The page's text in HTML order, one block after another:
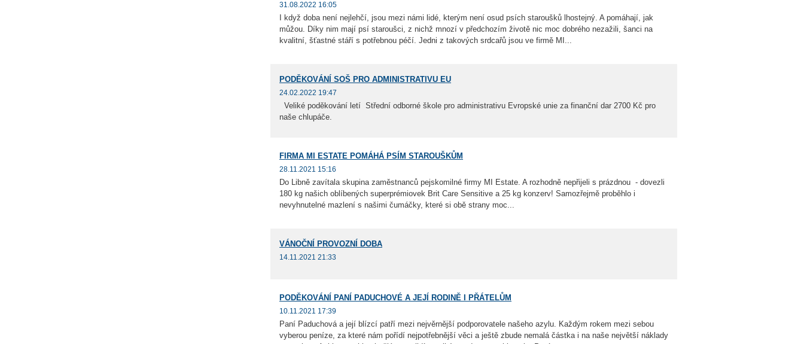
31.08.2022 16:05
I když doba není nejlehčí, jsou mezi námi lidé, kterým není osud psích staroušků lhostejný. A pomáhají, jak
můžou. Díky nim mají psí staroušci, z nichž mnozí v předchozím životě nic moc dobrého nezažili, šanci na
kvalitní, šťastné stáří s potřebnou péčí. Jedni z takových srdcařů jsou ve firmě MI...
PODĚKOVÁNÍ SOŠ PRO ADMINISTRATIVU EU
24.02.2022 19:47
Veliké poděkování letí Střední odborné škole pro administrativu Evropské unie za finanční dar 2700 Kč pro
naše chlupáče.
FIRMA MI ESTATE POMÁHÁ PSÍM STAROUŠKŮM
28.11.2021 15:16
Do Libně zavítala skupina zaměstnanců pejskomilné firmy MI Estate. A rozhodně nepřijeli s prázdnou - dovezli
180 kg našich oblíbených superprémiovek Brit Care Sensitive a 25 kg konzerv! Samozřejmě proběhlo i
nevyhnutelné mazlení s našimi čumáčky, které si obě strany moc...
VÁNOČNÍ PROVOZNÍ DOBA
14.11.2021 21:33
PODĚKOVÁNÍ PANÍ PADUCHOVÉ A JEJÍ RODINĚ I PŘÁTELŮM
10.11.2021 17:39
Paní Paduchová a její blízcí patří mezi nejvěrnější podporovatele našeho azylu. Každým rokem mezi sebou
vyberou peníze, za které nám pořídí nejpotřebnější věci a ještě zbude nemalá částka i na naše největší náklady